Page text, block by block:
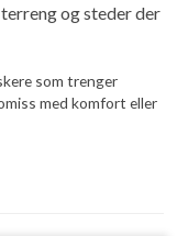
og steder der
som trenger
med komfort eller